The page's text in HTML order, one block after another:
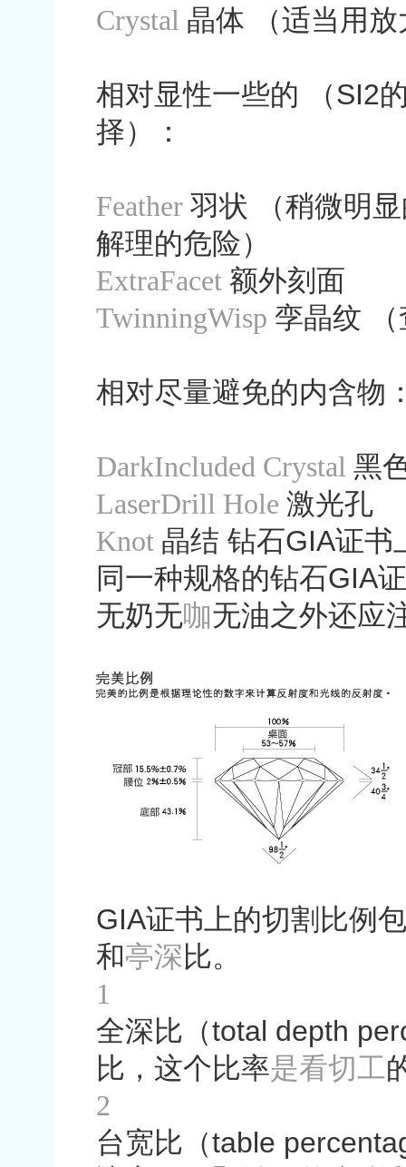
Crystal 晶体 （适当用
相对显性一些的 （SI2
择）：
Feather 羽状
（稍微明
解理的危险）
ExtraFacet 额外刻面
TwinningWisp 孪晶纹
相对尽量避免的内含物
DarkIncluded Crystal 黑
LaserDrill Hole 激光孔
Knot 晶结 钻石GIA证书
同一种规格的钻石GIA
无奶无咖无油之外还应
GIA证书上的切割比例
和亭深比。
1
全深比（total depth
比，这个比率是看切工
2
台宽比 （table